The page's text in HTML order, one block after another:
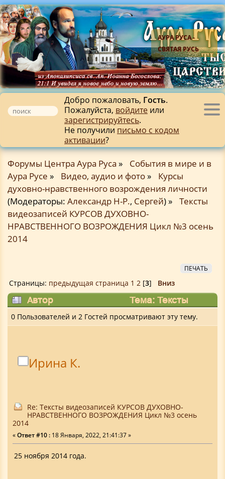
АУРА РУСА -
СВЯТАЯ РУСЬ
Добро пожаловать, Гость.
Пожалуйста, войдите или
зарегистрируйтесь.
Не получили письмо с кодом
активации?
Форумы Центра Аура Руса »
События в мире и в
Аура Русе » Видео, аудио и фото»
Курсы
духовно-нравственного возрождения личности
(Модераторы: Александр Н-Р., Сергей) »
Тексты
видеозаписей КУРСОВ ДУХОВНО-
НРАВСТВЕННОГО ВОЗРОЖДЕНИЯ Цикл №3 осень
2014
ПЕЧАТЬ
Страницы: предыдущая страница 1 2 [3] Вниз
Автор
Тема: Тексты
видеозаписей КУРСОВ ДУХОВНО-
НРАВСТВЕННОГО ВОЗРОЖДЕНИЯ Цикл №3
0 Пользователей и 2 Гостей просматривают эту тему.
Ирина К.
Re: Тексты видеозаписей КУРСОВ ДУХОВНО-
НРАВСТВЕННОГО ВОЗРОЖДЕНИЯ Цикл №3 осень
2014
«Ответ #10 : 18 Января, 2022, 21:41:37 »
25 ноября 2014 года.